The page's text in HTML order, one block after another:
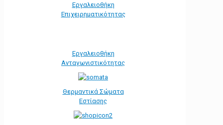
Εργαλειοθήκη
Eπιχειρηματικότητας
Εργαλειοθήκη
Ανταγωνιστικότητας
Θερμαντικά Σώματα
Εστίασης